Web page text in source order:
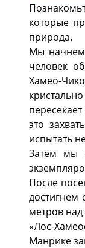
которые
природа.
Мы начнем
человек
Хамео-
это
испытать
Затем мы
После
достигнем
метров
«Лос-
Манрике